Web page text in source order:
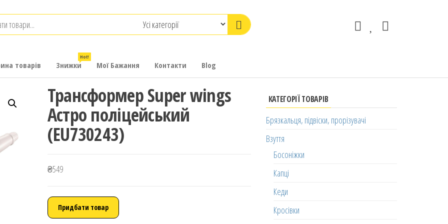
товарів Знижки
Hot!
Мої Бажання Контакти Blog
Трансформер Super wings
Астро поліцейський
(EU730243)
₴549
Придбати товар
КАТЕГОРІЇ ТОВАРІВ
Брязкальця, підвіски, прорізувачі
Взуття
Босоніжки
Капці
Кеди
Кросівки